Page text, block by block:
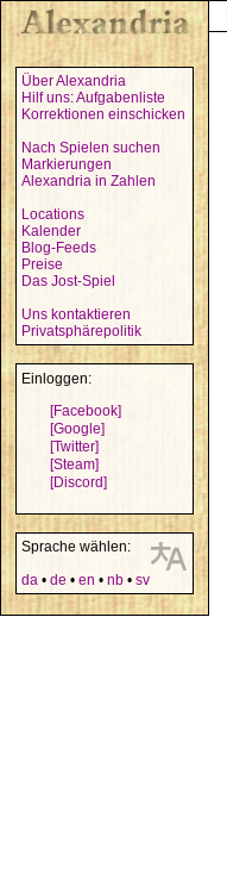
Über Alexandria
Hilf uns: Aufgabenliste
Korrektionen einschicken
Nach Spielen suchen
Markierungen
Alexandria in Zahlen
Locations
Kalender
Blog-Feeds
Preise
Das Jost-Spiel
Uns kontaktieren
Privatsphärepolitik
Einloggen:
[Facebook]
[Google]
[Twitter]
[Steam]
[Discord]
Sprache wählen:
da • de • en • nb • sv